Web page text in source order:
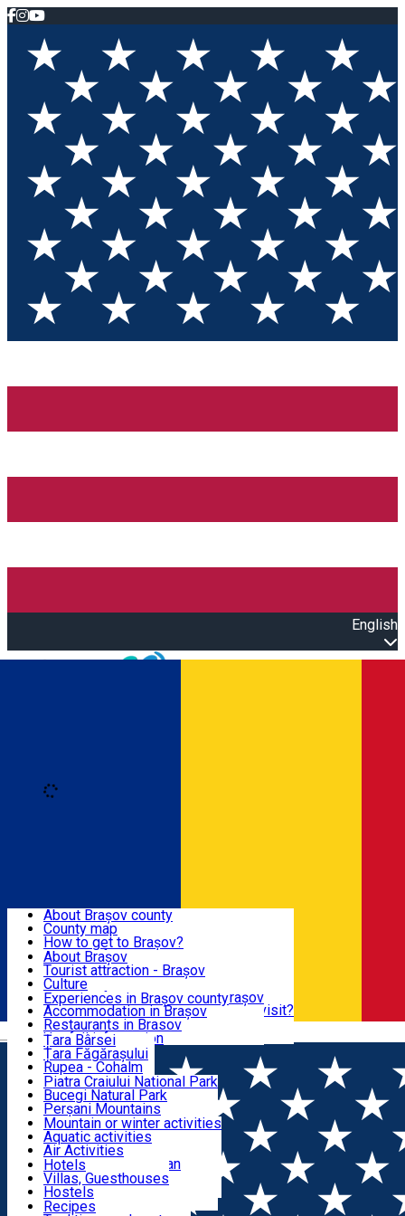
English
Română
BRAȘOV
EXPERIENCES
DESTINATIONS
NATURE
ACTIVE TOURISM
ACCOMMODATION
CULTURAL HERITAGE
About Brașov county
County map
How to get to Brașov?
Tourist Information Centers
Tourist Guides
Brașov Tourism Recommendations
Historical tourist attractions
What would a local recommend to visit?
Tourism news Brașov
Restaurants
About Brașov
Tourist attraction - Brașov
Culture
Tourist Information Center - Brașov
Accommodation in Brașov
Restaurants in Brasov
Usefull information
Experiences in Brașov county
Țara Bârsei
Țara Făgărașului
Rupea - Cohalm
ECO Destinations
Piatra Craiului National Park
Bucegi Natural Park
Perșani Mountains
Făgăraș Mountains
Postăvarul Peak
Măgura Codlei
Ciucaș Mountains
Protected areas
Other natural attractions
Speoturism
Mountain or winter activities
Aquatic activities
Air Activities
Adventure, Equestrian
Cycling, Running
Other activities
Hotels
Villas, Guesthouses
Hostels
Cottages
Recipes